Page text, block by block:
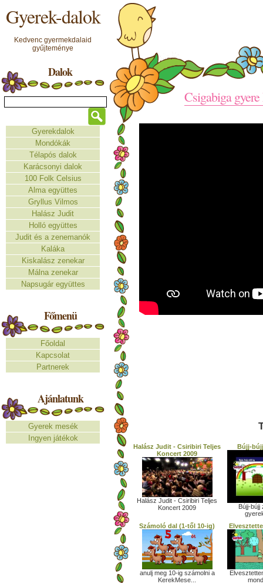
Gyerek-dalok
Kedvenc gyermekdalaid
gyűjteménye
Dalok
Gyerekdalok
Mondókák
Télapós dalok
Karácsonyi dalok
100 Folk Celsius
Alma együttes
Gryllus Vilmos
Halász Judit
Holló együttes
Judit és a zenemanók
Kaláka
Kiskalász zenekar
Málna zenekar
Napsugár együttes
Főmenü
Főoldal
Kapcsolat
Partnerek
Ajánlatunk
Gyerek mesék
Ingyen játékok
Csigabiga
Halász Judit - Csiribiri Teljes
Koncert 2009
Halász Judit - Csiribiri Teljes
Koncert 2009
Bújj-
Bújj-bújj
Számoló dal (1-től 10-ig)
anulj meg 10-ig számolni a
KerekMese...